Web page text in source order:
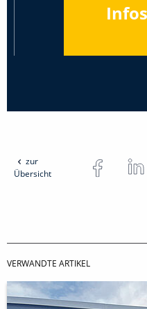
zur
Übersicht
VERWANDTE ARTIKEL